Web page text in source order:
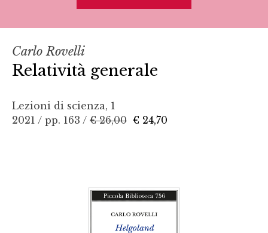
Carlo Rovelli
Relatività generale
Lezioni di scienza, 1
2021 / pp. 163 / € 26,00 € 24,70